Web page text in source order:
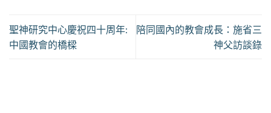
聖神研究中心慶祝四十周年:
中國教會的橋樑
陪同國內的教會成長：施省三
神父訪談錄